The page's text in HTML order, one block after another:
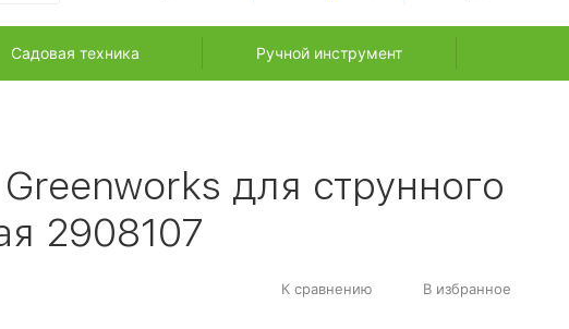
Садовая техника Ручной инструмент
для струнного
2908107
К сравнению В избранное